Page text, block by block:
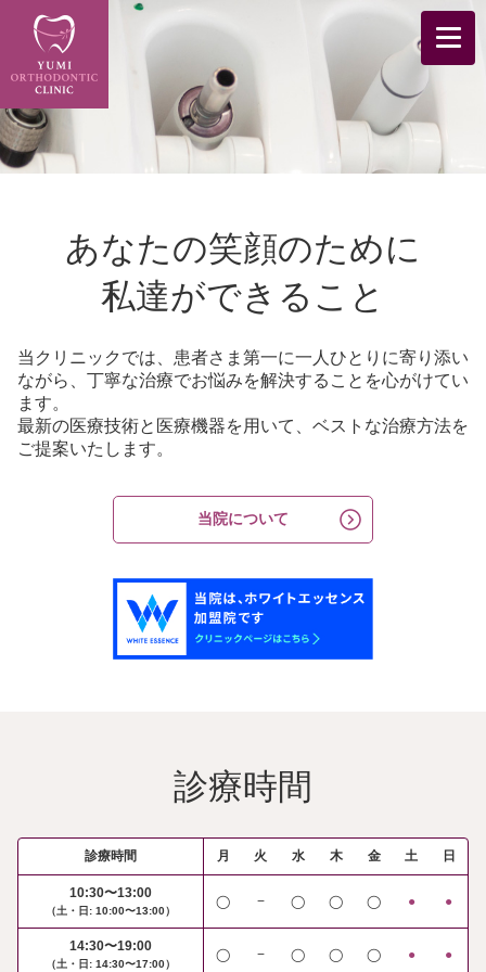
あなたの笑顔のために
私達ができること
当クリニックでは、患者さま第一に一人ひとりに寄り添い
ながら、丁寧な治療でお悩みを解決することを心がけてい
ます。
最新の医療技術と医療機器を用いて、ベストな治療方法を
ご提案いたします。
当院について
診療時間
診療時間 月 火 水 木 金 土 日
10:30〜13:00
（土・日: 10:00〜13:00）
◯ − ◯ ◯ ◯ ● ●
14:30〜19:00
（土・日: 14:30〜17:00）
◯ − ◯ ◯ ◯ ● ●